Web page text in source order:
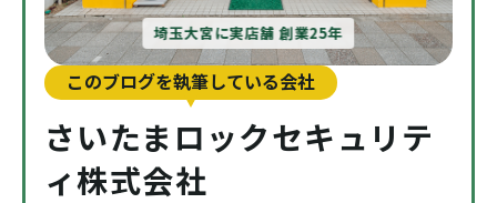
埼玉大宮に実店舗 創業25年
このブログを執筆している会社
さいたまロックセキュリテ
ィ株式会社